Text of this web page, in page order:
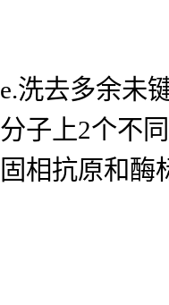
e.洗去多余未
分子上2个不
固相抗原和酶